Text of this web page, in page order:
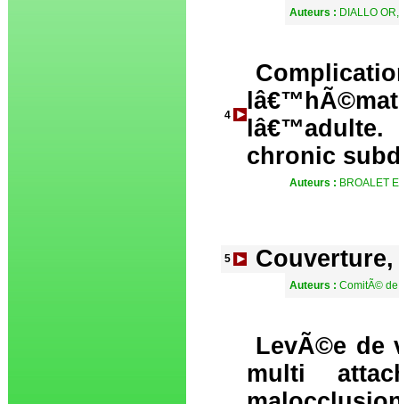
Auteurs : DIALLO
4
chronic
Auteurs : BROALET
5
Auteurs : ComitÃ©
LevÃ©e
multi